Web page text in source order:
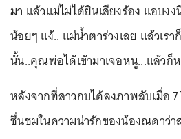
มา แล้วแม่ไม่ได้ยินเสียงร้อง แอบง
น้อยๆ แง้.. แม่น้ำตาร่วงเลย แล้วเร
นั้น..คุณพ่อได้เข้ามาเจอหนู...แล้วก็
หลังจากที่สาวกบได้ลงภาพลับเมื่อ
ชื่นชมในความน่ารักของน้องณดาว่